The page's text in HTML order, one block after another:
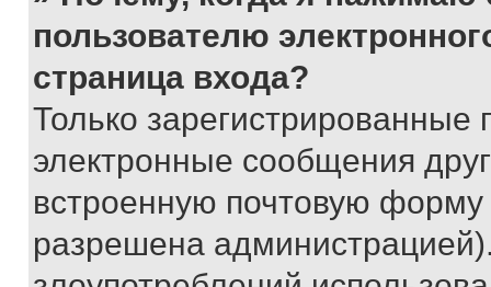
пользователю
страница входа?
Только зарегистрированные
электронные сообщения
встроенную почтовую
разрешена